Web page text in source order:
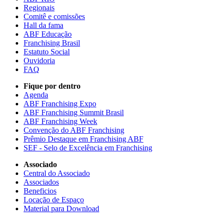
Regionais
Comitê e comissões
Hall da fama
ABF Educação
Franchising Brasil
Estatuto Social
Ouvidoria
FAQ
Fique por dentro
Agenda
ABF Franchising Expo
ABF Franchising Summit Brasil
ABF Franchising Week
Convenção do ABF Franchising
Prêmio Destaque em Franchising ABF
SEF - Selo de Excelência em Franchising
Associado
Central do Associado
Associados
Beneficios
Locação de Espaço
Material para Download